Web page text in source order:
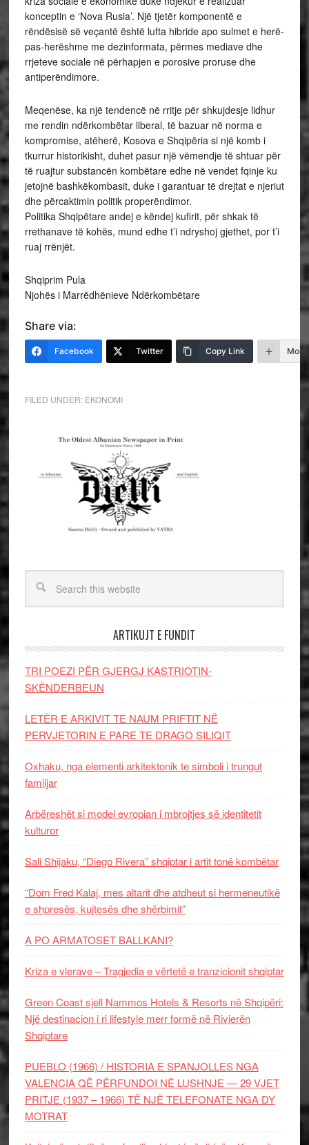
konceptin e ‘Nova Rusia’. Një tjetër komponentë e
rëndësisë së veçantë është lufta hibride apo sulmet e herë-
pas-herëshme me dezinformata, përmes mediave dhe
rrjeteve sociale në përhapjen e porosive proruse dhe
antiperëndimore.
Meqenëse, ka një tendencë në rritje për shkujdesje lidhur
me rendin ndërkombëtar liberal, të bazuar në norma e
kompromise, atëherë, Kosova e Shqipëria si një komb i
tkurrur historikisht, duhet pasur një vëmendje të shtuar për
të ruajtur substancën kombëtare edhe në vendet fqinje ku
jetojnë bashkëkombasit, duke i garantuar të drejtat e njeriut
dhe përcaktimin politik properëndimor.
Politika Shqipëtare andej e këndej kufirit, për shkak të
rrethanave të kohës, mund edhe t’i ndryshoj gjethet, por t’i
ruaj rrënjët.
Shqiprim Pula
Njohës i Marrëdhënieve Ndërkombëtare
Share via:
Facebook Twitter Copy Link More
FILED UNDER: EKONOMI
ARTIKUJT E FUNDIT
TRI POEZI PËR GJERGJ KASTRIOTIN-
SKËNDERBEUN
LETËR E ARKIVIT TE NAUM PRIFTIT NË
PERVJETORIN E PARE TE DRAGO SILIQIT
Oxhaku, nga elementi arkitektonik te simboli i trungut
familjar
Arbëreshët si model evropian i mbrojtjes së identitetit
kulturor
Sali Shijaku, “Diego Rivera” shqiptar i artit tonë kombëtar
“Dom Fred Kalaj, mes altarit dhe atdheut si hermeneutikë
e shpresës, kujtesës dhe shërbimit”
A PO ARMATOSET BALLKANI?
Kriza e vlerave – Tragjedia e vërtetë e tranzicionit shqiptar
Green Coast sjell Nammos Hotels & Resorts në Shqipëri:
Një destinacion i ri lifestyle merr formë në Rivierën
Shqiptare
PUEBLO (1966) / HISTORIA E SPANJOLLES NGA
VALENCIA QË PËRFUNDOI NË LUSHNJE — 29 VJET
PRITJE (1937 – 1966) TË NJË TELEFONATE NGA DY
MOTRAT